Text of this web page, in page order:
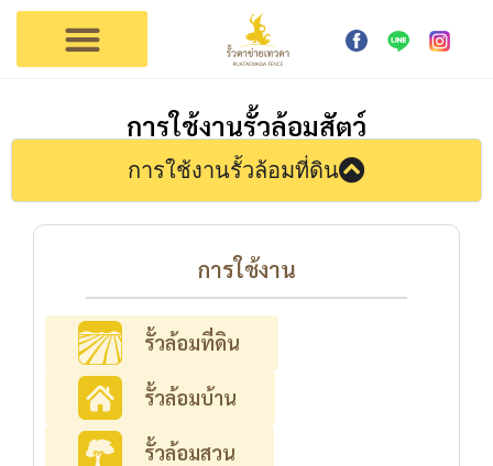
การใช้งานรั้วล้อมสัตว์
การใช้งานรั้วล้อมที่ดิน​
การใช้งาน
รั้วล้อมที่ดิน
รั้วล้อมบ้าน
รั้วล้อมสวน